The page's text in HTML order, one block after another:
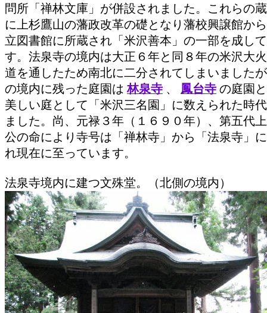
問所「禅林文庫」が併設されました。これらの
に上杉鷹山の藩政改革の礎となり藩校興譲館か
立図書館に所蔵され「米沢善本」の一部を成し
す。法泉寺の境内は大正６年と同８年の米沢大
道を通したため南北に二分されてしまいました
の境内に残った庭園は林泉寺 、 鳳台寺 の庭園
美しい庭として「米沢三名園」に数えられた時
ました。尚、元禄３年（１６９０年）、第五代
公の命により寺号は「禅林寺」から「法泉寺」
れ現在に至っています。
法泉寺境内に建つ文殊堂。（北側の境内）